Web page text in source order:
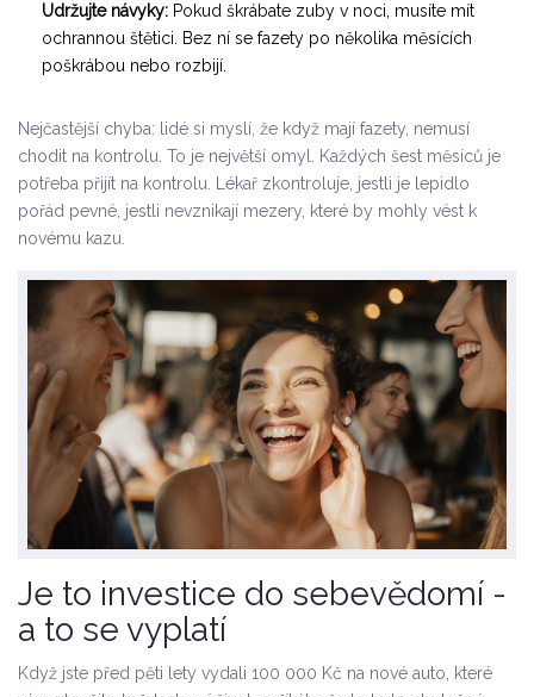
Udržujte návyky: Pokud škrábate zuby v noci, musíte mít
ochrannou štětici. Bez ní se fazety po několika měsících
poškrábou nebo rozbijí.
Nejčastější chyba: lidé si myslí, že když mají fazety, nemusí
chodit na kontrolu. To je největší omyl. Každých šest měsíců je
potřeba přijít na kontrolu. Lékař zkontroluje, jestli je lepidlo
pořád pevné, jestli nevznikají mezery, které by mohly vést k
novému kazu.
Je to investice do sebevědomí -
a to se vyplatí
Když jste před pěti lety vydali 100 000 Kč na nové auto, které